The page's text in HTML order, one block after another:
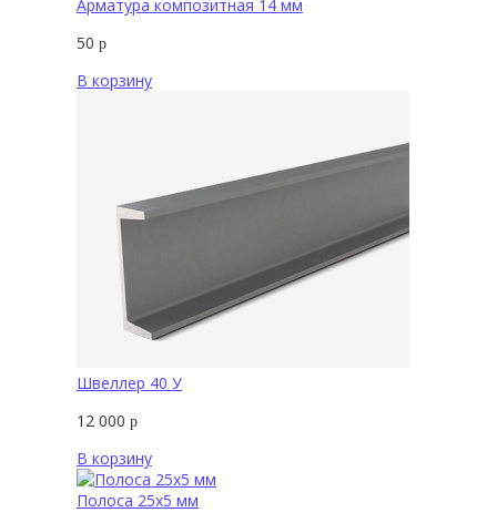
Арматура композитная 14 мм
50 р
В корзину
Швеллер 40 У
12 000 р
В корзину
Полоса 25х5 мм